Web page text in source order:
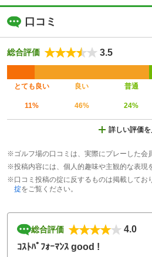
口コミ
総合評価 3.5
とても良い 良い 普通
11% 46% 24%
詳しい評価を
※ゴルフ場の口コミは、実際にプレーした会
※投稿内容には、個人的趣味や主観的な表現
※口コミ投稿の掟に反するものは掲載してお
掟をご覧ください。
総合評価
4.0
ｺｽﾄﾊﾟﾌｫｰﾏﾝｽ good !